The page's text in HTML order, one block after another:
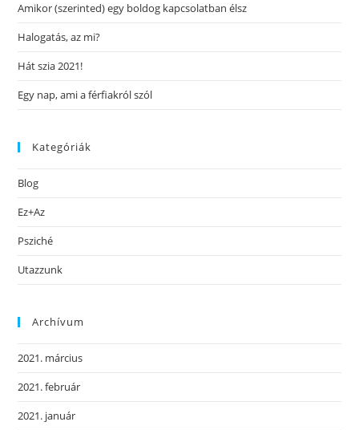
Amikor (szerinted) egy boldog kapcsolatban élsz
Halogatás, az mi?
Hát szia 2021!
Egy nap, ami a férfiakról szól
Kategóriák
Blog
Ez+Az
Psziché
Utazzunk
Archívum
2021. március
2021. február
2021. január